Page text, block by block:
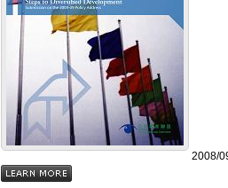
2008/